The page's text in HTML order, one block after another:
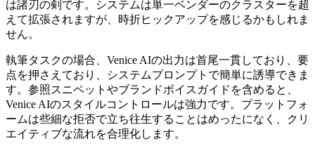
は諸刃の剣です。システムは単一ベンダーのクラスターを超
えて拡張されますが、時折ヒックアップを感じるかもしれま
せん。
執筆タスクの場合、Venice AIの出力は首尾一貫しており、要
点を押さえており、システムプロンプトで簡単に誘導できま
す。参照スニペットやブランドボイスガイドを含めると、
Venice AIのスタイルコントロールは強力です。プラットフォ
ームは些細な拒否で立ち往生することはめったになく、クリ
エイティブな流れを合理化します。